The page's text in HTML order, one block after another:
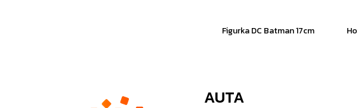
Figurka DC Batman 17cm
AUTA